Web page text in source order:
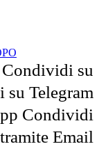
Condividi su
Telegram
Condividi
tramite Email